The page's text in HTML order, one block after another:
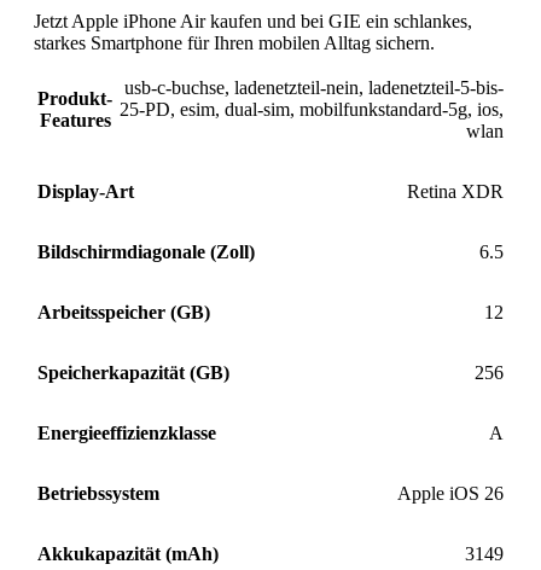
Jetzt Apple iPhone Air kaufen und bei GIE ein schlankes,
starkes Smartphone für Ihren mobilen Alltag sichern.
Produkt-
Features
usb-c-buchse, ladenetzteil-nein, ladenetzteil-5-bis-
25-PD, esim, dual-sim, mobilfunkstandard-5g, ios,
wlan
Display-Art Retina XDR
Bildschirmdiagonale (Zoll) 6.5
Arbeitsspeicher (GB) 12
Speicherkapazität (GB) 256
Energieeffizienzklasse A
Betriebssystem Apple iOS 26
Akkukapazität (mAh) 3149